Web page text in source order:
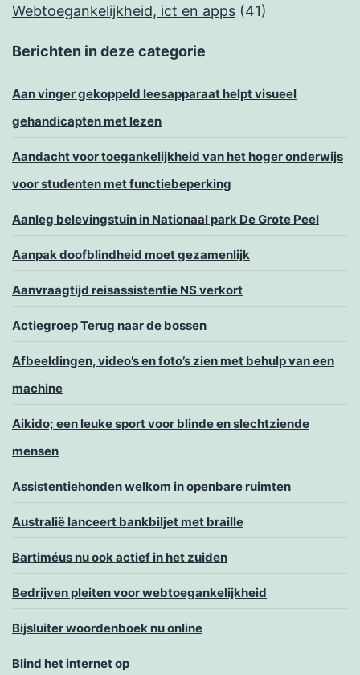
Webtoegankelijkheid, ict en apps (41)
Berichten in deze categorie
Aan vinger gekoppeld leesapparaat helpt visueel
gehandicapten met lezen
Aandacht voor toegankelijkheid van het hoger onderwijs
voor studenten met functiebeperking
Aanleg belevingstuin in Nationaal park De Grote Peel
Aanpak doofblindheid moet gezamenlijk
Aanvraagtijd reisassistentie NS verkort
Actiegroep Terug naar de bossen
Afbeeldingen, video’s en foto’s zien met behulp van een
machine
Aikido; een leuke sport voor blinde en slechtziende
mensen
Assistentiehonden welkom in openbare ruimten
Australië lanceert bankbiljet met braille
Bartiméus nu ook actief in het zuiden
Bedrijven pleiten voor webtoegankelijkheid
Bijsluiter woordenboek nu online
Blind het internet op